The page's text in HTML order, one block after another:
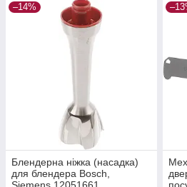
–14%
Блендерна ніжка (насадка)
для блендера Bosch,